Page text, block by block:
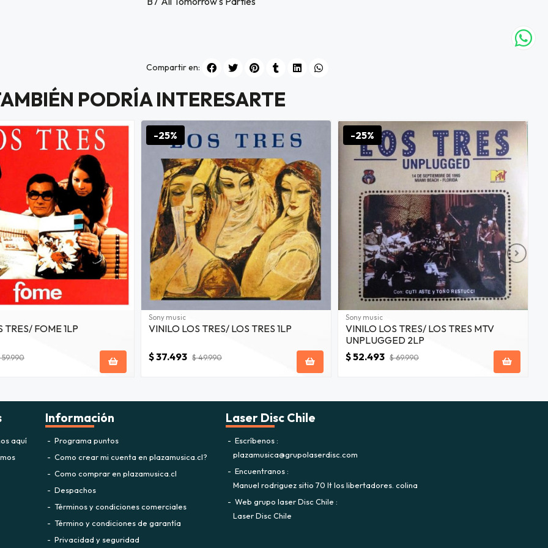
Compartir en:
PODRÍA INTERESARTE
TRES/ FOME 1LP
59.990
-25%
Sony music
VINILO LOS TRES/ LOS TRES 1LP
$ 37.493 $ 49.990
-25%
Sony music
VINILO LOS TRES/ LOS TRES MTV
UNPLUGGED 2LP
$ 52.493 $ 69.990
aquí
Información
Programa puntos
Como crear mi cuenta en plazamusica.cl?
Como comprar en plazamusica.cl
Despachos
Términos y condiciones comerciales
Término y condiciones de garantía
Privacidad y seguridad
Laser Disc Chile
Escríbenos
plazamusica@grupolaserdisc.com
Encuentranos
Manuel rodriguez sitio 70 lt los libertadores. colina
Web grupo laser Disc Chile
Laser Disc Chile